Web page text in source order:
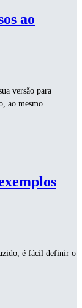
ao
versão para
ao mesmo…
é fácil definir o